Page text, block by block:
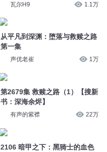
瓦尔H9 1.1万
从平凡到深渊：堕落与救赎之路
第一集
声优老崔 1万
第2679集 救赎之路（1）【搜新
书：深海余烬】
有声的紫襟 22万
2106 暗甲之下：黑骑士的血色